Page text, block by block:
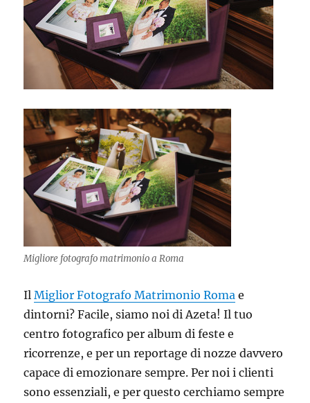
Migliore fotografo matrimonio a Roma
IlMiglior Fotografo Matrimonio Roma e
dintorni? Facile, siamo noi di Azeta! Il tuo
centro fotografico per album di feste e
ricorrenze, e per un reportage di nozze davvero
capace di emozionare sempre. Per noi i clienti
sono essenziali, e per questo cerchiamo sempre